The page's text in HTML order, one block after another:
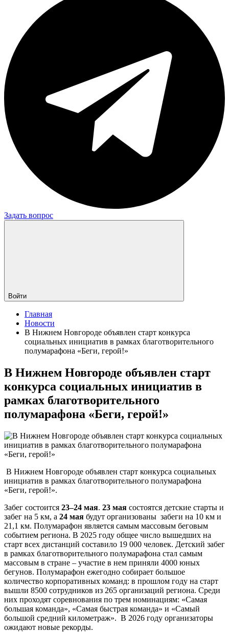
Задать вопрос
Войти
Главная
Новости
В Нижнем Новгороде объявлен старт конкурса
социальных инициатив в рамках благотворительного
полумарафона «Беги, герой!»
В Нижнем Новгороде объявлен старт
конкурса социальных инициатив в
рамках благотворительного
полумарафона «Беги, герой!»
В Нижнем Новгороде объявлен старт конкурса социальных
инициатив в рамках благотворительного полумарафона
«Беги, герой!».
Забег состоится 23–24 мая. 23 мая состоятся детские старты и
забег на 5 км, а 24 мая будут организованы забеги на 10 км и
21,1 км. Полумарафон является самым массовым беговым
событием региона. В 2025 году общее число вышедших на
старт всех дистанций составило 19 000 человек. Детский забег
в рамках благотворительного полумарафона стал самым
массовым в стране – участие в нем приняли 4000 юных
бегунов. Полумарафон ежегодно собирает большое
количество корпоративных команд: в прошлом году на старт
вышли 8500 сотрудников из 265 организаций региона. Среди
них проходят соревнования по трем номинациям: «Самая
большая команда», «Самая быстрая команда» и «Самый
большой средний километраж». В 2026 году организаторы
ожидают новые рекорды.